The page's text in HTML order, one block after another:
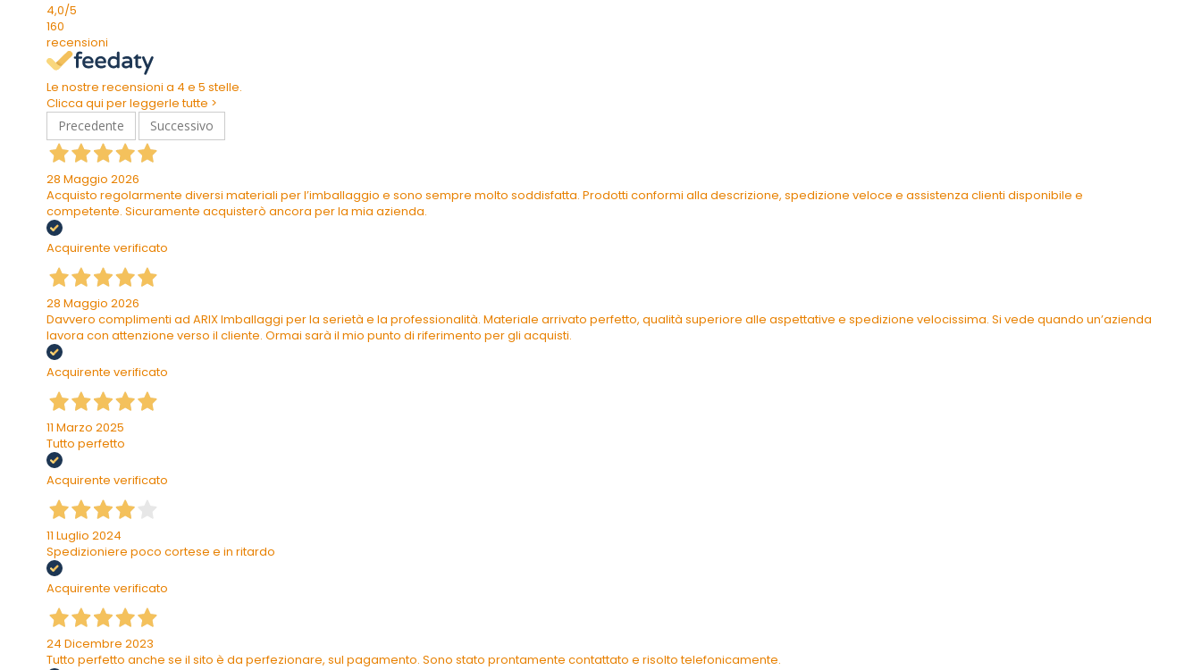
4,0/5
160
recensioni
Le nostre recensioni a 4 e 5 stelle.
Clicca qui per leggerle tutte >
Precedente
Successivo
28 Maggio 2026
Acquisto regolarmente diversi materiali per l’imballaggio e sono sempre molto soddisfatta. Prodotti conformi alla descrizione, spedizione veloce e assistenza clienti disponibile e
competente. Sicuramente acquisterò ancora per la mia azienda.
Acquirente verificato
28 Maggio 2026
Davvero complimenti ad ARIX Imballaggi per la serietà e la professionalità. Materiale arrivato perfetto, qualità superiore alle aspettative e spedizione velocissima. Si vede quando un’azienda
lavora con attenzione verso il cliente. Ormai sarà il mio punto di riferimento per gli acquisti.
Acquirente verificato
11 Marzo 2025
Tutto perfetto
Acquirente verificato
11 Luglio 2024
Spedizioniere poco cortese e in ritardo
Acquirente verificato
24 Dicembre 2023
Tutto perfetto anche se il sito è da perfezionare, sul pagamento. Sono stato prontamente contattato e risolto telefonicamente.